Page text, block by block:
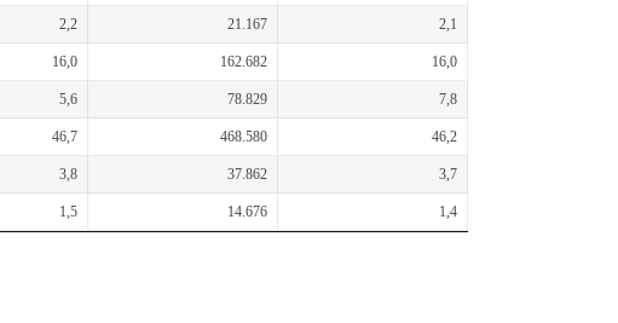
2,2 21.167 2,1
16,0 162.682 16,0
5,6 78.829 7,8
46,7 468.580 46,2
3,8 37.862 3,7
1,5 14.676 1,4